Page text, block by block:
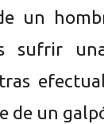
un
sufrir
de un